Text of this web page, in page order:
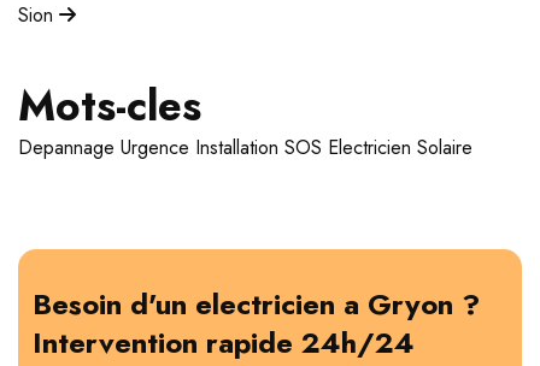
Sion
Mots-cles
Depannage Urgence Installation SOS Electricien Solaire
Besoin d'un electricien a Gryon ?
Intervention rapide 24h/24